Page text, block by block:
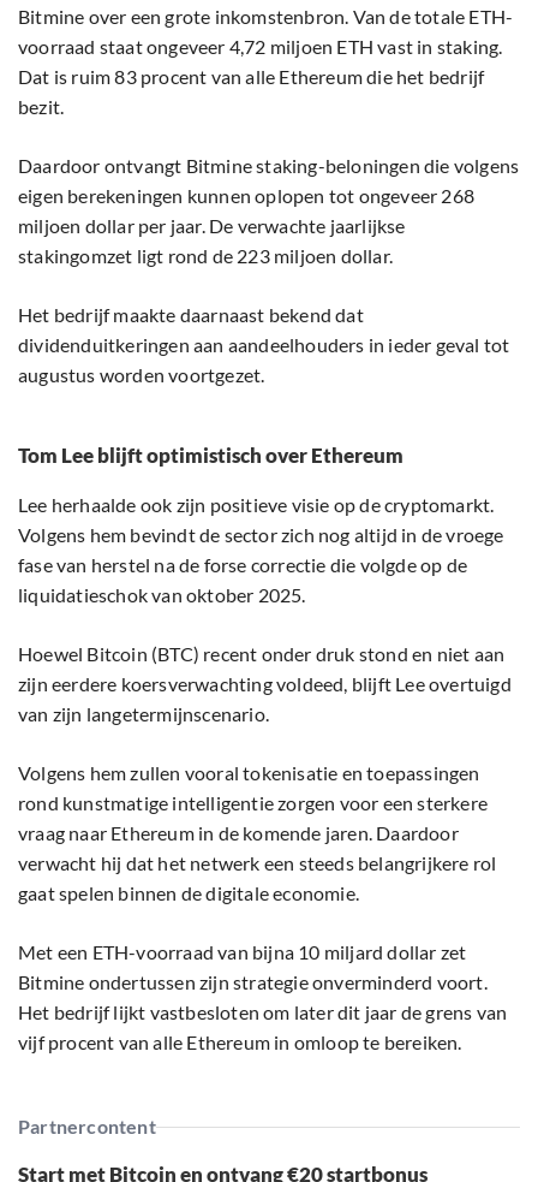
Bitmine over een grote inkomstenbron. Van de totale ETH-
voorraad staat ongeveer 4,72 miljoen ETH vast in staking.
Dat is ruim 83 procent van alle Ethereum die het bedrijf
bezit.
Daardoor ontvangt Bitmine staking-beloningen die volgens
eigen berekeningen kunnen oplopen tot ongeveer 268
miljoen dollar per jaar. De verwachte jaarlijkse
stakingomzet ligt rond de 223 miljoen dollar.
Het bedrijf maakte daarnaast bekend dat
dividenduitkeringen aan aandeelhouders in ieder geval tot
augustus worden voortgezet.
Tom Lee blijft optimistisch over Ethereum
Lee herhaalde ook zijn positieve visie op de cryptomarkt.
Volgens hem bevindt de sector zich nog altijd in de vroege
fase van herstel na de forse correctie die volgde op de
liquidatieschok van oktober 2025.
Hoewel Bitcoin (BTC) recent onder druk stond en niet aan
zijn eerdere koersverwachting voldeed, blijft Lee overtuigd
van zijn langetermijnscenario.
Volgens hem zullen vooral tokenisatie en toepassingen
rond kunstmatige intelligentie zorgen voor een sterkere
vraag naar Ethereum in de komende jaren. Daardoor
verwacht hij dat het netwerk een steeds belangrijkere rol
gaat spelen binnen de digitale economie.
Met een ETH-voorraad van bijna 10 miljard dollar zet
Bitmine ondertussen zijn strategie onverminderd voort.
Het bedrijf lijkt vastbesloten om later dit jaar de grens van
vijf procent van alle Ethereum in omloop te bereiken.
Partnercontent
Start met Bitcoin en ontvang €20 startbonus